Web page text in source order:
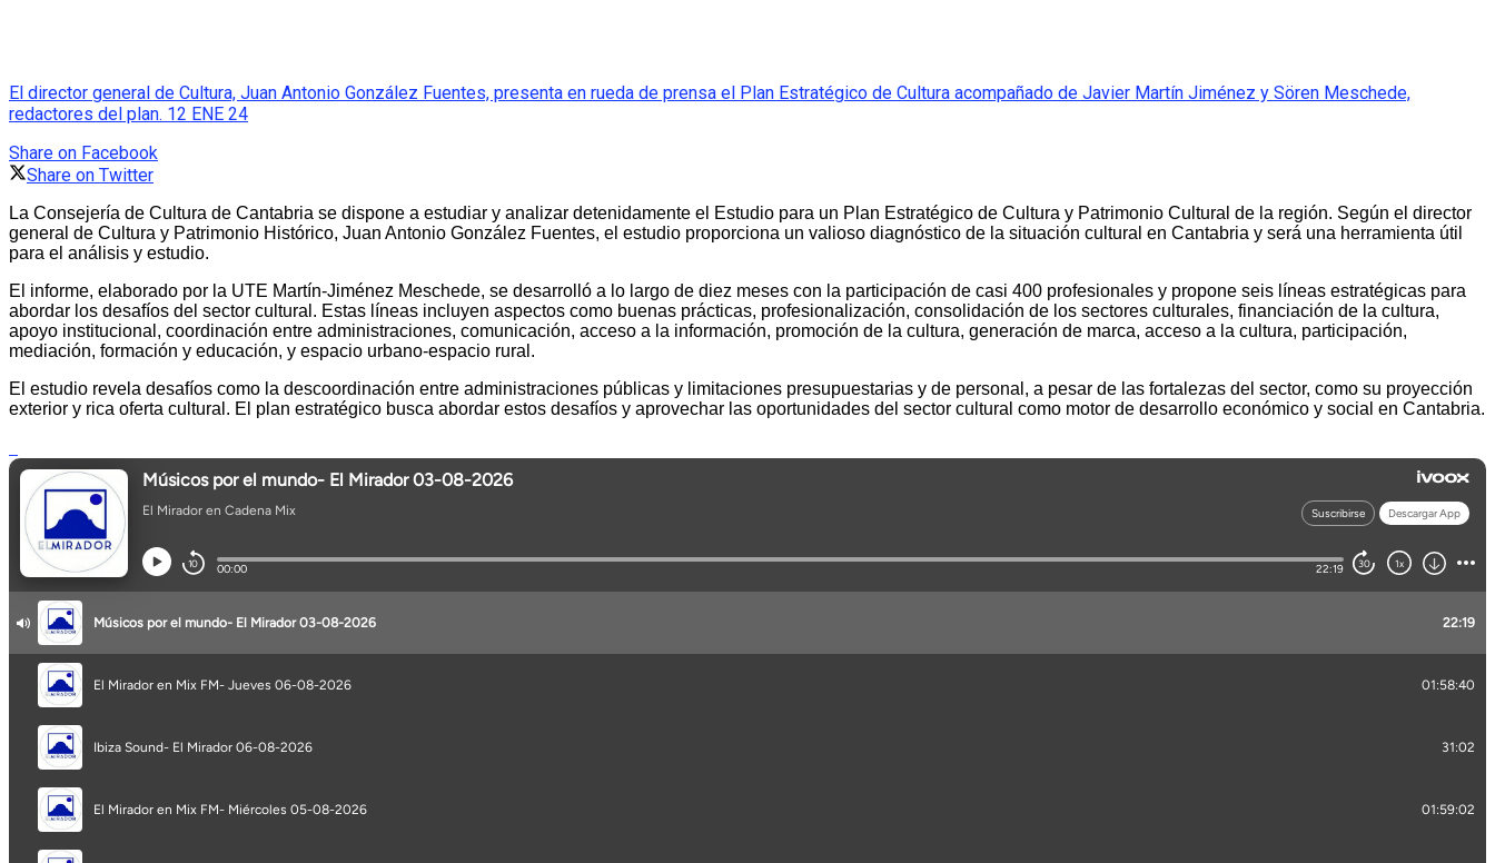
El director general de Cultura, Juan Antonio González Fuentes, presenta en rueda de prensa el Plan Estratégico de Cultura acompañado de Javier Martín Jiménez y Sören Meschede,
redactores del plan. 12 ENE 24
Share on Facebook
Share on Twitter
La Consejería de Cultura de Cantabria se dispone a estudiar y analizar detenidamente el Estudio para un Plan Estratégico de Cultura y Patrimonio Cultural de la región. Según el director
general de Cultura y Patrimonio Histórico, Juan Antonio González Fuentes, el estudio proporciona un valioso diagnóstico de la situación cultural en Cantabria y será una herramienta útil
para el análisis y estudio.
El informe, elaborado por la UTE Martín-Jiménez Meschede, se desarrolló a lo largo de diez meses con la participación de casi 400 profesionales y propone seis líneas estratégicas para
abordar los desafíos del sector cultural. Estas líneas incluyen aspectos como buenas prácticas, profesionalización, consolidación de los sectores culturales, financiación de la cultura,
apoyo institucional, coordinación entre administraciones, comunicación, acceso a la información, promoción de la cultura, generación de marca, acceso a la cultura, participación,
mediación, formación y educación, y espacio urbano-espacio rural.
El estudio revela desafíos como la descoordinación entre administraciones públicas y limitaciones presupuestarias y de personal, a pesar de las fortalezas del sector, como su proyección
exterior y rica oferta cultural. El plan estratégico busca abordar estos desafíos y aprovechar las oportunidades del sector cultural como motor de desarrollo económico y social en Cantabria.